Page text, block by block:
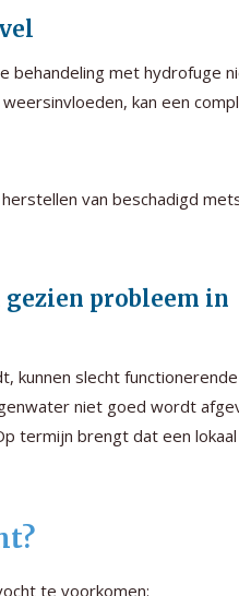
behandeling met hydrofuge
kan een
van beschadigd
gezien probleem in
kunnen slecht
niet goed wordt
termijn brengt dat een lokaal
te voorkomen: